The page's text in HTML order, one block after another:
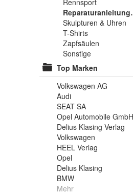
Rennsport
Skulpturen & Uhren
T-Shirts
Zapfsäulen
Sonstige
Top Marken
Volkswagen AG
Audi
SEAT SA
Opel Automobile GmbH
Delius Klasing Verlag
Volkswagen
HEEL Verlag
Opel
Delius Klasing
BMW
Mehr